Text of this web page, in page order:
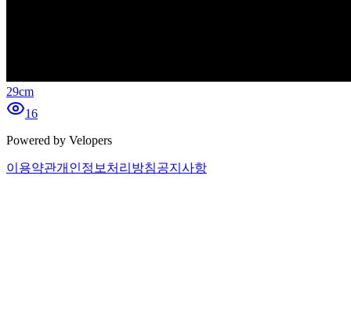
29cm
16
Powered by Velopers
이용약관개인정보처리방침공지사항